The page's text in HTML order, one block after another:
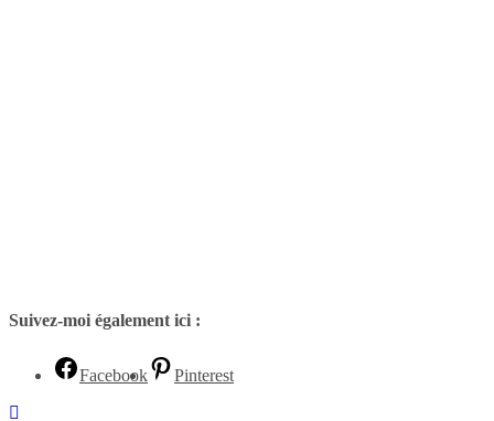
Suivez-moi également ici :
Facebook Pinterest